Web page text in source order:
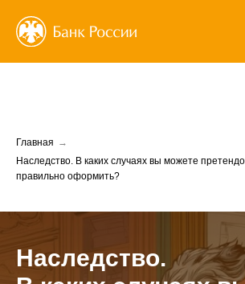
Главная →
Наследство. В каких случаях вы можете
правильно оформить?
Наследство.